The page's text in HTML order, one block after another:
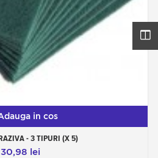
in cos
- 3 TIPURI (X 5)
30,98 lei